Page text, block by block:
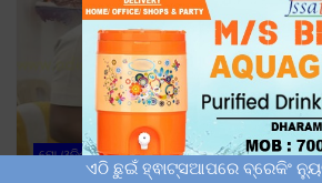
ମୋ ଓଡ଼ିଶା
ଏଠି ଛୁଇଁ ହ୍ଵାଟ୍ସଆପରେ ବ୍ରେକିଂ